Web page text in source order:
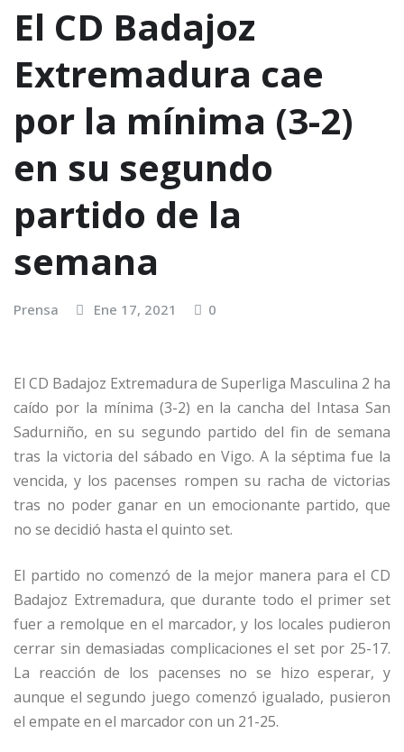
El CD Badajoz
Extremadura cae
por la mínima (3-2)
en su segundo
partido de la
semana
Prensa Ene 17, 2021 0
El CD Badajoz Extremadura de Superliga Masculina 2 ha
caído por la mínima (3-2) en la cancha del Intasa San
Sadurniño, en su segundo partido del fin de semana
tras la victoria del sábado en Vigo. A la séptima fue la
vencida, y los pacenses rompen su racha de victorias
tras no poder ganar en un emocionante partido, que
no se decidió hasta el quinto set.
El partido no comenzó de la mejor manera para el CD
Badajoz Extremadura, que durante todo el primer set
fuer a remolque en el marcador, y los locales pudieron
cerrar sin demasiadas complicaciones el set por 25-17.
La reacción de los pacenses no se hizo esperar, y
aunque el segundo juego comenzó igualado, pusieron
el empate en el marcador con un 21-25.